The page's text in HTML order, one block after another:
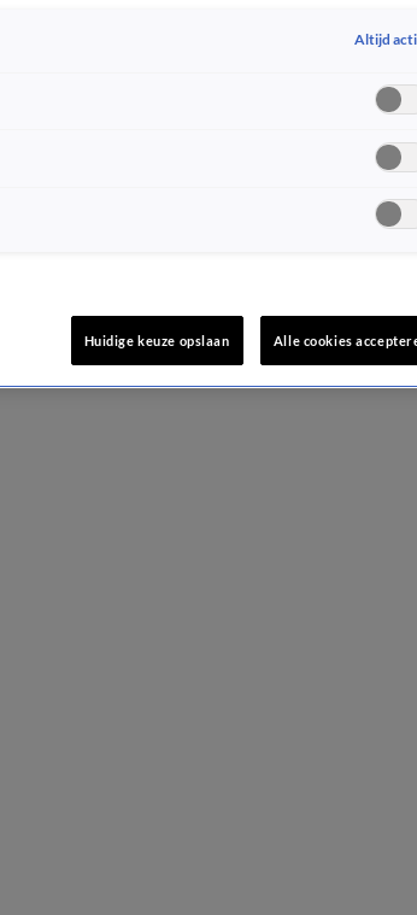
Altijd
Huidige keuze opslaan Alle cookies